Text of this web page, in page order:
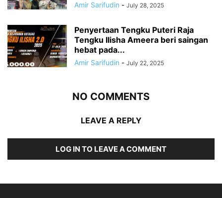
Amir Sarifudin - July 28, 2025
Penyertaan Tengku Puteri Raja
Tengku Ilisha Ameera beri saingan
hebat pada...
Amir Sarifudin - July 22, 2025
NO COMMENTS
LEAVE A REPLY
LOG IN TO LEAVE A COMMENT